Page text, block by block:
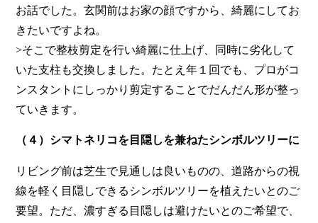
お話でした。玄関前はお家の顔ですから、綺麗にしてお
きたいですよね。
>そこで整枝剪定を行い綺麗に仕上げ、同時に劣化して
いた支柱も交換しました。たとえ年１回でも、プロがコ
ンスタントにしっかり剪定することでだんだん形が整っ
ていきます。
（４）シマトネリコを目隠しを兼ねたシンボルツリーに
リビング前は芝生で見通しは良いものの、道路からの視
線を軽く目隠しできるシンボルツリーを植えたいとのご
要望。ただ、濃すぎる目隠しは避けたいとのご希望で、